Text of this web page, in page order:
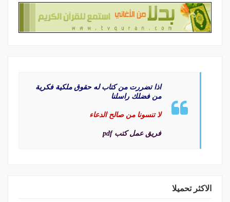
اذا تضررت من كتاب له حقوق ملكية فكرية
من فضلك راسلنا
لا تنسونا من صالح الدعاء
فريق عمل كتب pdf
الاكثر تحميلا